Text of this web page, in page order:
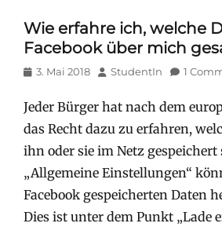
Wie erfahre ich, welche
Facebook über mich
Posted
3. Mai 2018 Author
StudentIn 1
Jeder Bürger hat nach dem
das Recht dazu zu erfahren,
ihn oder sie im Netz
„Allgemeine Einstellungen“
Facebook gespeicherten Daten
Dies ist unter dem Punkt „Lade